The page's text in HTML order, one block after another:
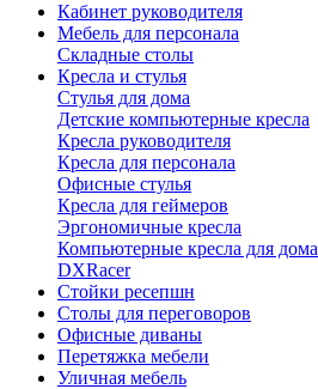
Кабинет руководителя
Мебель для персонала
Складные столы
Кресла и стулья
Стулья для дома
Детские компьютерные кресла
Кресла руководителя
Кресла для персонала
Офисные стулья
Кресла для геймеров
Эргономичные кресла
Компьютерные кресла для дома
DXRacer
Стойки ресепшн
Столы для переговоров
Офисные диваны
Перетяжка мебели
Уличная мебель